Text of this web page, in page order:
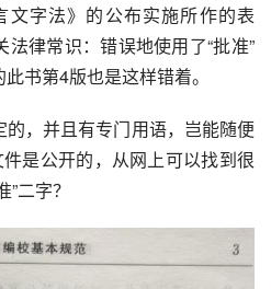
文字法》的公布实施所作的表
律常识：错误地使用了“批准”
书第4版也是这样错着。
的，并且有专门用语，岂能随便
是公开的，从网上可以找到很
二字？